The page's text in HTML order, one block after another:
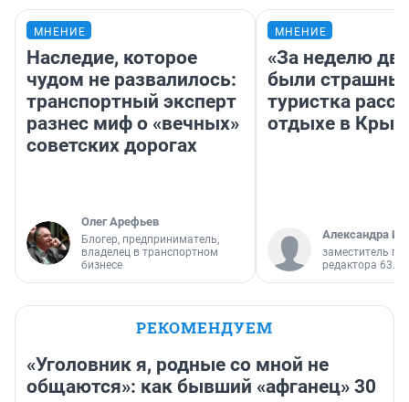
МНЕНИЕ
Наследие, которое
чудом не развалилось:
транспортный эксперт
разнес миф о «вечных»
советских дорогах
Олег Арефьев
Блогер, предприниматель,
владелец в транспортном
бизнесе
МНЕНИЕ
«За неделю
были
туристка
отдыхе в
Александра
заместитель
редактора 63.RU
РЕКОМЕНДУЕМ
«Уголовник я, родные со мной не
общаются»: как бывший «афганец» 30